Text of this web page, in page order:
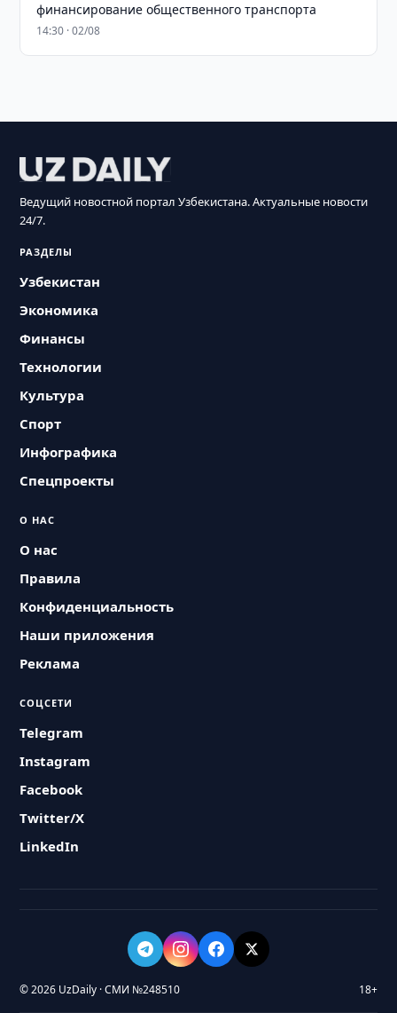
финансирование общественного транспорта
14:30 · 02/08
Ведущий новостной портал Узбекистана. Актуальные новости
24/7.
РАЗДЕЛЫ
Узбекистан
Экономика
Финансы
Технологии
Культура
Спорт
Инфографика
Спецпроекты
О НАС
О нас
Правила
Конфиденциальность
Наши приложения
Реклама
СОЦСЕТИ
Telegram
Instagram
Facebook
Twitter/X
LinkedIn
© 2026 UzDaily · СМИ №248510 18+